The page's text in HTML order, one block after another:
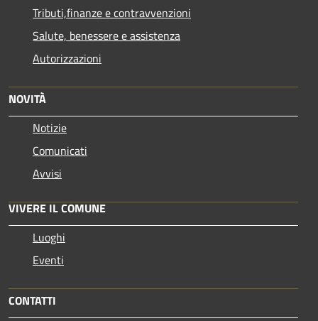
Tributi,finanze e contravvenzioni
Salute, benessere e assistenza
Autorizzazioni
NOVITÀ
Notizie
Comunicati
Avvisi
VIVERE IL COMUNE
Luoghi
Eventi
CONTATTI